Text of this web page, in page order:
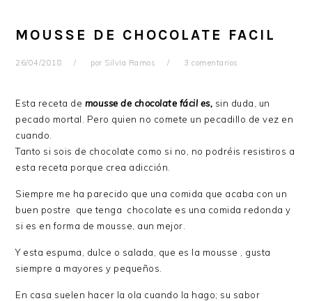
MOUSSE DE CHOCOLATE FACIL
26/04/2018 por Silvia Ramos 3 comentarios
Esta receta de mousse de chocolate fácil es, sin duda, un
pecado mortal. Pero quien no comete un pecadillo de vez en
cuando.
Tanto si sois de chocolate como si no, no podréis resistiros a
esta receta porque crea adicción.
Siempre me ha parecido que una comida que acaba con un
buen postre que tenga chocolate es una comida redonda y
si es en forma de mousse, aun mejor.
Y esta espuma, dulce o salada, que es la mousse , gusta
siempre a mayores y pequeños.
En casa suelen hacer la ola cuando la hago; su sabor